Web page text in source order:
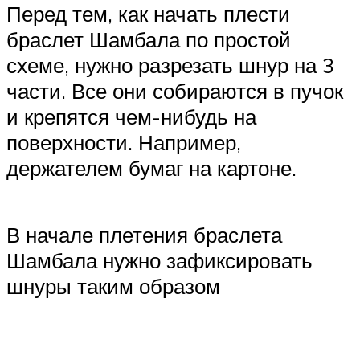
Перед тем, как начать плести
браслет Шамбала по простой
схеме, нужно разрезать шнур на 3
части. Все они собираются в пучок
и крепятся чем-нибудь на
поверхности. Например,
держателем бумаг на картоне.
В начале плетения браслета
Шамбала нужно зафиксировать
шнуры таким образом